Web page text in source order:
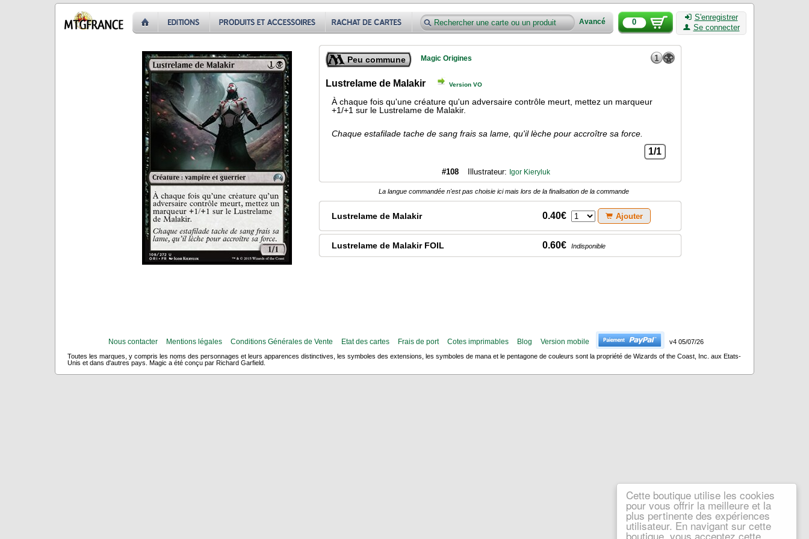
Cette boutique utilise les cookies
pour vous offrir la meilleure et la
plus pertinente des expériences
utilisateur. En navigant sur cette
boutique, vous acceptez cette
Avancé 0
S'enregistrer
Se connecter
Peu commune Magic Origines
Lustrelame de Malakir Version VO
À chaque fois qu'une créature qu'un adversaire contrôle meurt, mettez un marqueur
+1/+1 sur le Lustrelame de Malakir.
Chaque estafilade tache de sang frais sa lame, qu'il lèche pour accroître sa force.
1/1
#108 Illustrateur: Igor Kieryluk
La langue commandée n'est pas choisie ici mais lors de la finalisation de la commande
Lustrelame de Malakir 0.40€ Ajouter
Lustrelame de Malakir FOIL 0.60€ Indisponible
Nous contacter Mentions légales Conditions Générales de Vente Etat des cartes Frais de port Cotes imprimables Blog Version mobile
v4 05/07/26
Toutes les marques, y compris les noms des personnages et leurs apparences distinctives, les symboles des extensions, les symboles de mana et le pentagone de couleurs sont la propriété de Wizards of the Coast, Inc. aux Etats-
Unis et dans d'autres pays. Magic a été conçu par Richard Garfield.